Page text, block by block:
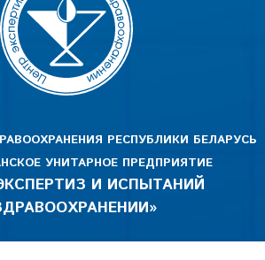
РЕСПУБЛИКИ БЕЛАРУСЬ
УНИТАРНОЕ ПРЕДПРИЯТИЕ
И ИСПЫТАНИЙ